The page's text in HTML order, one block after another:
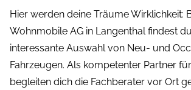
Hier werden deine Träume Wirklichkeit:
Wohnmobile AG in Langenthal findest
interessante Auswahl von Neu- und
Fahrzeugen. Als kompetenter Partner
begleiten dich die Fachberater vor Ort